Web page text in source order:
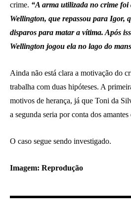
crime. “A arma utilizada no crime
Wellington, que repassou para Igor,
disparos para matar a vítima. Após
Wellington jogou ela no lago do
Ainda não está clara a motivação do
trabalha com duas hipóteses. A
motivos de herança, já que Toni da
a segunda seria por conta dos
O caso segue sendo investigado.
Imagem: Reprodução